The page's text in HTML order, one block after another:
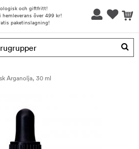
och giftfritt!
hemleverans över 499 kr!
paketinslagning!
har blivit tillagd i varukorgen
Arganolja, 30 ml